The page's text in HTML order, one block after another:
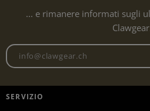
... e rimanere informati sugli
SERVIZIO